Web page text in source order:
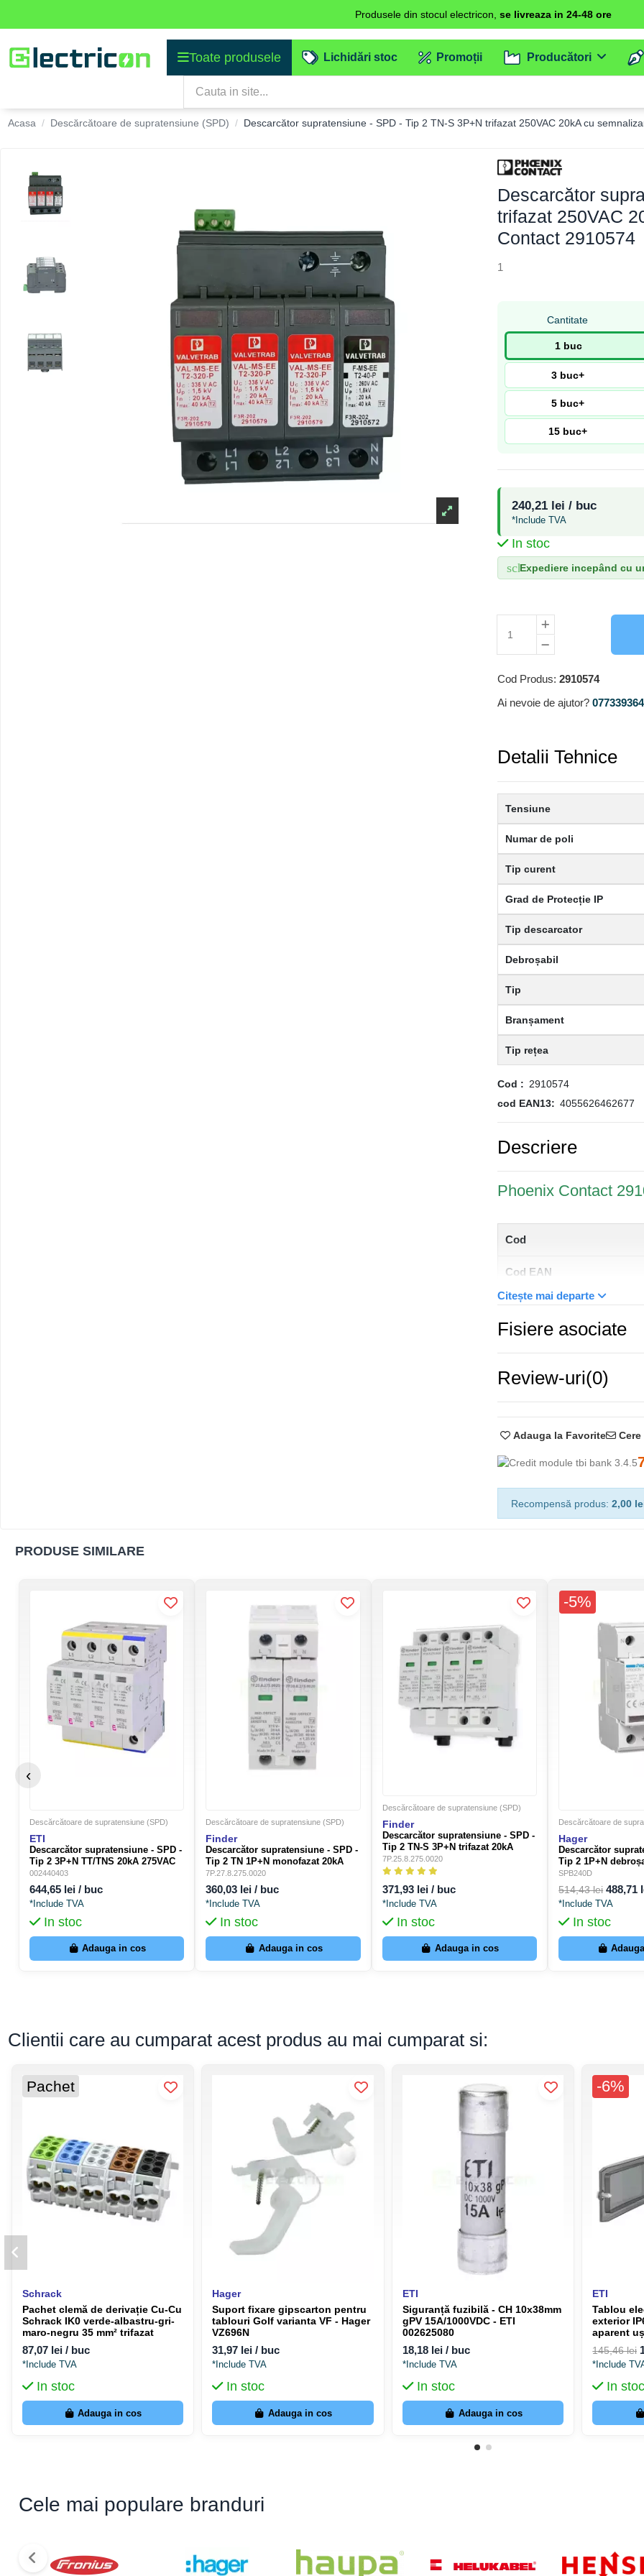
Produsele din stocul electricon, se livreaza in 24-48 ore
Toate produsele Lichidări stoc Promoții Producători
Acasa Descărcătoare de supratensiune (SPD) Descarcător supratensiune - SPD - Tip 2 TN-S 3P+N trifazat 250VAC 20kA cu
Descarcător
trifazat 250VAC
Contact 2910574
1
Cantitate
1 buc
3 buc+
5 buc+
15 buc+
240,21 lei / buc
*Include TVA
In stoc
schedule
Expediere incepând cu
Cod Produs: 2910574
Ai nevoie de ajutor?
Adauga la Favorite
Recompensă produs: 2,00
Detalii Tehnice
Tensiune
Numar de poli
Tip curent
Grad de Protecție IP
Tip descarcator
Debroșabil
Tip
Branșament
Tip rețea
Cod
2910574
cod EAN13
4055626462677
Descriere
Phoenix Contact
Cod
Cod EAN
Descriere
Semnalizabil
Curent nominal de sarcină
Tip descărcător
Numar poli
Frecvență nominală
Tensiune de funcționare
Secțiuine transversală
Citește mai departe
Fisiere asociate
Review-uri(0)
PRODUSE SIMILARE
‹
Descărcătoare de supratensiune (SPD)
ETI
Descarcător supratensiune - SPD -
Tip 2 3P+N TT/TNS 20kA 275VAC
4M - ETI 002440403
002440403
644,65 lei / buc
*Include TVA
In stoc
Adauga in cos
Descărcătoare de supratensiune (SPD)
Finder
Descarcător supratensiune - SPD -
Tip 2 TN 1P+N monofazat 20kA
275VAC 2M - Finder
7P.27.8.275.0020
7P.27.8.275.0020
360,03 lei / buc
*Include TVA
In stoc
Adauga in cos
Descărcătoare de supratensiune (SPD)
Finder
Descarcător supratensiune - SPD -
Tip 2 TN-S 3P+N trifazat 20kA
275VAC 4M - Finder
7P.25.8.275.0020
7P.25.8.275.0020
371,93 lei / buc
*Include TVA
In stoc
Adauga in cos
-5%
Descărcătoare de
Hager
Descarcător
Tip 2 1P+N
2M - Hager SPB240D
SPB240D
514,43 lei 488,71
*Include TVA
In stoc
Clientii care au cumparat acest produs au mai cumparat si:
Pachet
Schrack
Pachet clemă de derivație Cu-Cu
Schrack IK0 verde-albastru-gri-
maro-negru 35 mm² trifazat
87,07 lei / buc
*Include TVA
In stoc
Adauga in cos
Hager
Suport fixare gipscarton pentru
tablouri Golf varianta VF - Hager
VZ696N
31,97 lei / buc
*Include TVA
In stoc
Adauga in cos
ETI
Siguranță fuzibilă - CH 10x38mm
gPV 15A/1000VDC - ETI
002625080
18,18 lei / buc
*Include TVA
In stoc
Adauga in cos
-6%
ETI
Tablou
exterior
aparent
12PT ETI
145,46 lei
*Include
In stoc
Cele mai populare branduri